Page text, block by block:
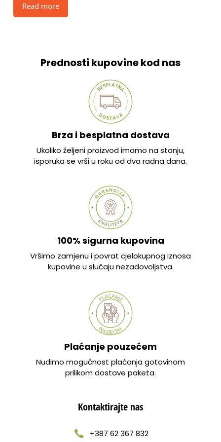
Read more
Prednosti kupovine kod nas
Brza i besplatna dostava
Ukoliko željeni proizvod imamo na stanju,
isporuka se vrši u roku od dva radna dana.
100% sigurna kupovina
Vršimo zamjenu i povrat cjelokupnog iznosa
kupovine u slučaju nezadovoljstva.
Plaćanje pouzećem
Nudimo mogućnost plaćanja gotovinom
prilikom dostave paketa.
Kontaktirajte nas
+387 62 367 832